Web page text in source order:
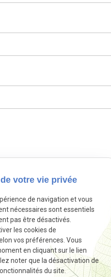
phone
votre vie privée
de navigation et vous
nécessaires sont essentiels
pas être désactivés.
les cookies de
vos préférences. Vous
en cliquant sur le lien
noter que la désactivation de
du site.